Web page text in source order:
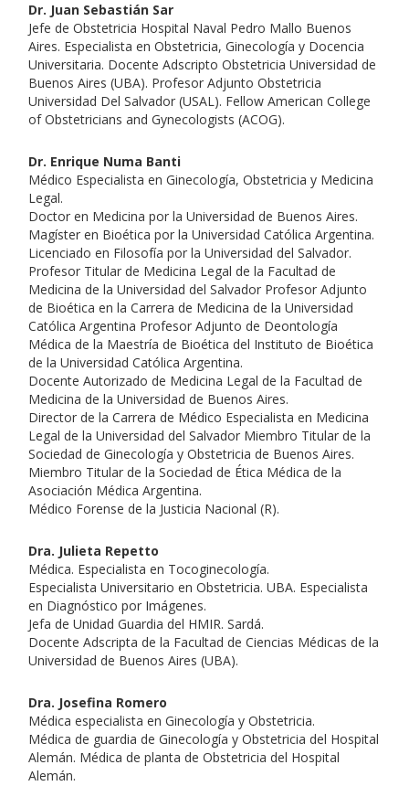
Dr. Juan Sebastián Sar
Jefe de Obstetricia Hospital Naval Pedro Mallo Buenos
Aires. Especialista en Obstetricia, Ginecología y Docencia
Universitaria. Docente Adscripto Obstetricia Universidad de
Buenos Aires (UBA). Profesor Adjunto Obstetricia
Universidad Del Salvador (USAL). Fellow American College
of Obstetricians and Gynecologists (ACOG).
Dr. Enrique Numa Banti
Médico Especialista en Ginecología, Obstetricia y Medicina
Legal.
Doctor en Medicina por la Universidad de Buenos Aires.
Magíster en Bioética por la Universidad Católica Argentina.
Licenciado en Filosofía por la Universidad del Salvador.
Profesor Titular de Medicina Legal de la Facultad de
Medicina de la Universidad del Salvador Profesor Adjunto
de Bioética en la Carrera de Medicina de la Universidad
Católica Argentina Profesor Adjunto de Deontología
Médica de la Maestría de Bioética del Instituto de Bioética
de la Universidad Católica Argentina.
Docente Autorizado de Medicina Legal de la Facultad de
Medicina de la Universidad de Buenos Aires.
Director de la Carrera de Médico Especialista en Medicina
Legal de la Universidad del Salvador Miembro Titular de la
Sociedad de Ginecología y Obstetricia de Buenos Aires.
Miembro Titular de la Sociedad de Ética Médica de la
Asociación Médica Argentina.
Médico Forense de la Justicia Nacional (R).
Dra. Julieta Repetto
Médica. Especialista en Tocoginecología.
Especialista Universitario en Obstetricia. UBA. Especialista
en Diagnóstico por Imágenes.
Jefa de Unidad Guardia del HMIR. Sardá.
Docente Adscripta de la Facultad de Ciencias Médicas de la
Universidad de Buenos Aires (UBA).
Dra. Josefina Romero
Médica especialista en Ginecología y Obstetricia.
Médica de guardia de Ginecología y Obstetricia del Hospital
Alemán. Médica de planta de Obstetricia del Hospital
Alemán.